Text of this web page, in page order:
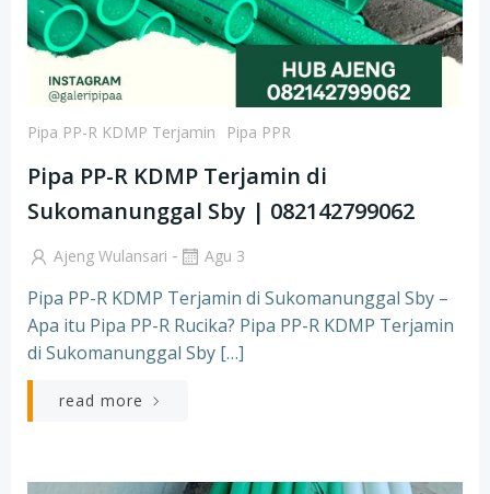
Pipa PP-R KDMP Terjamin Pipa PPR
Pipa PP-R KDMP Terjamin di
Sukomanunggal Sby | 082142799062
Ajeng Wulansari - Agu 3
Pipa PP-R KDMP Terjamin di Sukomanunggal Sby –
Apa itu Pipa PP-R Rucika? Pipa PP-R KDMP Terjamin
di Sukomanunggal Sby […]
read more